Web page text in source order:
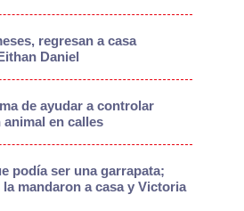
regresan a casa
Daniel
de ayudar a controlar
en calles
podía ser una garrapata;
mandaron a casa y Victoria